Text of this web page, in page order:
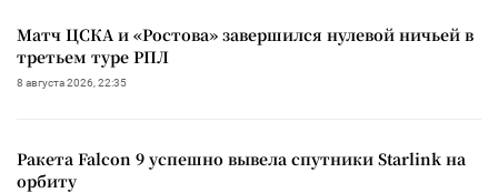
Матч ЦСКА и «Ростова» завершился нулевой ничьей в
третьем туре РПЛ
8 августа 2026, 22:35
Ракета Falcon 9 успешно вывела спутники Starlink на
орбиту